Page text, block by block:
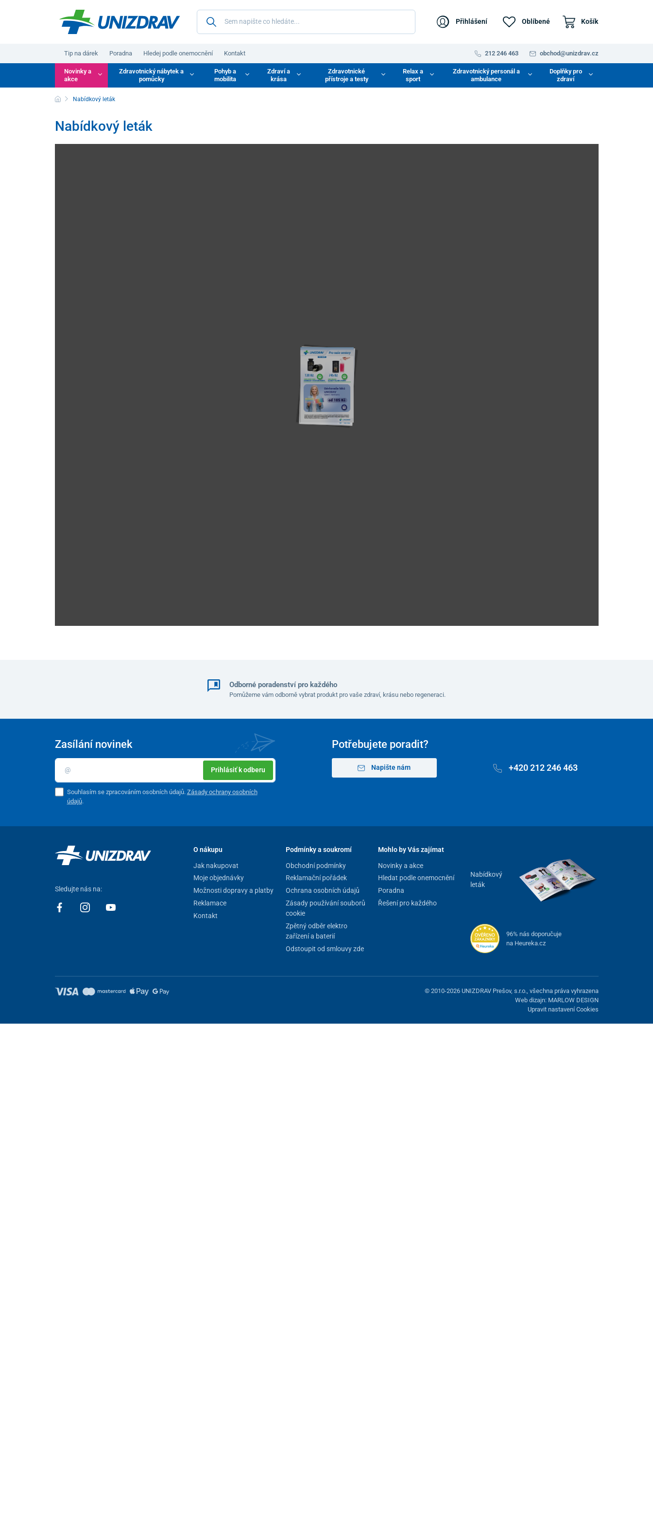
Přihlášení Oblíbené Košík
Tip na dárek Poradna Hledej podle onemocnění Kontakt 212 246 463 obchod@unizdrav.cz
Novinky a
akce
Zdravotnický nábytek a
pomůcky
Pohyb a
mobilita
Zdraví a
krása
Zdravotnické
přístroje a testy
Relax a
sport
Zdravotnický personál a
ambulance
Doplňky pro
zdraví
Nabídkový leták
Nabídkový leták
Odborné poradenství pro každého
Pomůžeme vám odborně vybrat produkt pro vaše zdraví, krásu nebo regeneraci.
Potřebujete poradit?
Napište nám +420 212 246 463
Zasílání novinek
Prihlásiť k odberu
Souhlasím se zpracováním osobních údajů. Zásady ochrany osobních
údajů.
Sledujte nás na:
O nákupu
Jak nakupovat
Moje objednávky
Možnosti dopravy a platby
Reklamace
Kontakt
Podmínky a soukromí
Obchodní podmínky
Reklamační pořádek
Ochrana osobních údajů
Zásady používání souborů
cookie
Zpětný odběr elektro
zařízení a baterií
Odstoupit od smlouvy zde
Mohlo by Vás zajímat
Novinky a akce
Hledat podle onemocnění
Poradna
Řešení pro každého
Nabídkový
leták
96% nás doporučuje
na Heureka.cz
© 2010-2026 UNIZDRAV Prešov, s.r.o., všechna práva vyhrazena
Web dizajn: MARLOW DESIGN
Upravit nastavení Cookies